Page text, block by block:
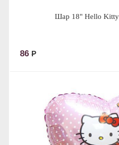
Шар 18" Hello Kitty
86 Р